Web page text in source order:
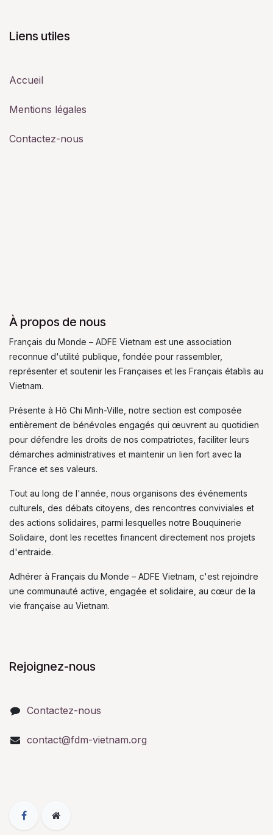
Liens utiles
Accueil
Mentions légales
Contactez-nous
À propos de nous
Français du Monde – ADFE Vietnam est une association
reconnue d'utilité publique, fondée pour rassembler,
représenter et soutenir les Françaises et les Français établis au
Vietnam.
Présente à Hô Chi Minh-Ville, notre section est composée
entièrement de bénévoles engagés qui œuvrent au quotidien
pour défendre les droits de nos compatriotes, faciliter leurs
démarches administratives et maintenir un lien fort avec la
France et ses valeurs.
Tout au long de l'année, nous organisons des événements
culturels, des débats citoyens, des rencontres conviviales et
des actions solidaires, parmi lesquelles notre Bouquinerie
Solidaire, dont les recettes financent directement nos projets
d'entraide.
Adhérer à Français du Monde – ADFE Vietnam, c'est rejoindre
une communauté active, engagée et solidaire, au cœur de la
vie française au Vietnam.
Rejoignez-nous
Contactez-nous
contact@fdm-vietnam.org